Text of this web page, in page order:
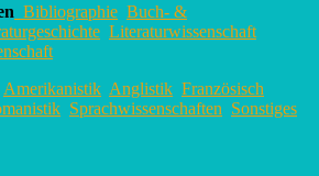
Bibliographie Buch- &
Literaturwissenschaft
Amerikanistik Anglistik Französisch
Sprachwissenschaften Sonstiges